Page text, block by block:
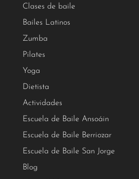
Clases de baile
Bailes Latinos
Zumba
Pilates
Yoga
Dietista
Actividades
Escuela de Baile Ansoáin
Escuela de Baile Berriozar
Escuela de Baile San Jorge
Blog